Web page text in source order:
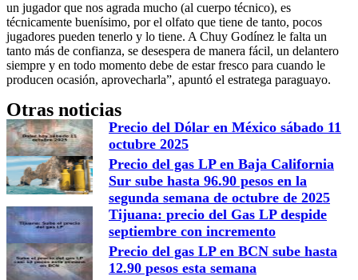
un jugador que nos agrada mucho (al cuerpo técnico), es
técnicamente buenísimo, por el olfato que tiene de tanto, pocos
jugadores pueden tenerlo y lo tiene. A Chuy Godínez le falta un
tanto más de confianza, se desespera de manera fácil, un delantero
siempre y en todo momento debe de estar fresco para cuando le
producen ocasión, aprovecharla”, apuntó el estratega paraguayo.
Otras noticias
Precio del Dólar en México sábado 11
octubre 2025
Precio del gas LP en Baja California
Sur sube hasta 96.90 pesos en la
segunda semana de octubre de 2025
Tijuana: precio del Gas LP despide
septiembre con incremento
Precio del gas LP en BCN sube hasta
12.90 pesos esta semana